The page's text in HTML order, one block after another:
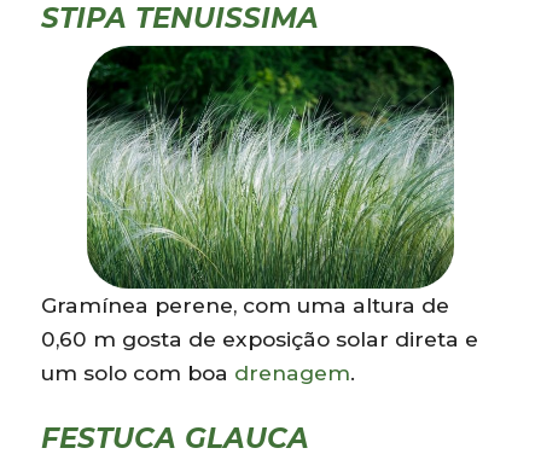
STIPA TENUISSIMA
Gramínea perene, com uma altura de
0,60 m gosta de exposição solar direta e
um solo com boa drenagem.
FESTUCA GLAUCA